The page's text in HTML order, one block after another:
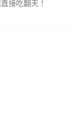
接吃翻天！